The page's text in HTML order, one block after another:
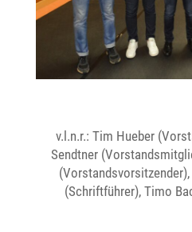
v.l.n.r.: Tim Hueber
Sendtner
(Schriftführer), Timo